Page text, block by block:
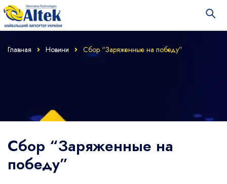
Главная Новини Сбор “Заряженные на победу”
Сбор “Заряженные на
победу”